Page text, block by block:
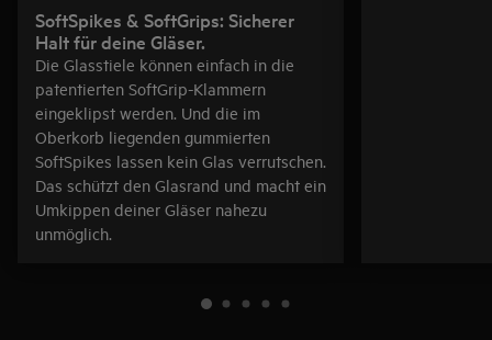
SoftSpikes & SoftGrips: Sicherer
Halt für deine Gläser.
Die Glasstiele können einfach in die
patentierten SoftGrip-Klammern
eingeklipst werden. Und die im
Oberkorb liegenden gummierten
SoftSpikes lassen kein Glas verrutschen.
Das schützt den Glasrand und macht ein
Umkippen deiner Gläser nahezu
unmöglich.